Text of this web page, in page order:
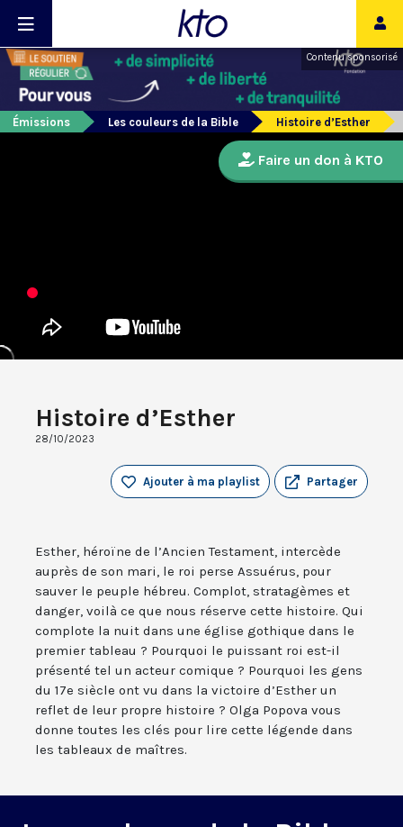
Contenu sponsorisé
Émissions Les couleurs de la Bible Histoire d’Esther
Histoire d’Esther
28/10/2023
Partager
Ajouter à ma playlist
Esther, héroïne de l’Ancien Testament, intercède
auprès de son mari, le roi perse Assuérus, pour
sauver le peuple hébreu. Complot, stratagèmes et
danger, voilà ce que nous réserve cette histoire. Qui
complote la nuit dans une église gothique dans le
premier tableau ? Pourquoi le puissant roi est-il
présenté tel un acteur comique ? Pourquoi les gens
du 17e siècle ont vu dans la victoire d’Esther un
reflet de leur propre histoire ? Olga Popova vous
donne toutes les clés pour lire cette légende dans
les tableaux de maîtres.
Faire un don à KTO